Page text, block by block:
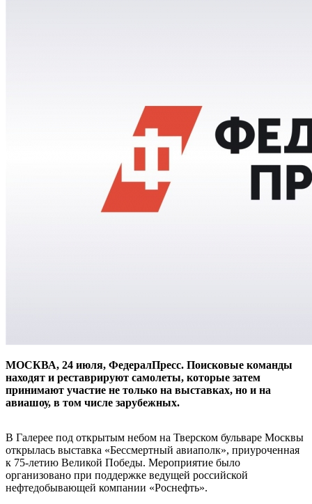
МОСКВА, 24 июля, ФедералПресс. Поисковые команды
находят и реставрируют самолеты, которые затем
принимают участие не только на выставках, но и на
авиашоу, в том числе зарубежных.
В Галерее под открытым небом на Тверском бульваре Москвы
открылась выставка «Бессмертный авиаполк», приуроченная
к 75-летию Великой Победы. Мероприятие было
организовано при поддержке ведущей российской
нефтедобывающей компании «Роснефть».